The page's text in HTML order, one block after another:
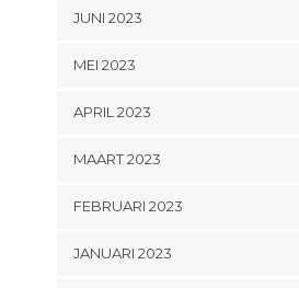
JUNI 2023
MEI 2023
APRIL 2023
MAART 2023
FEBRUARI 2023
JANUARI 2023